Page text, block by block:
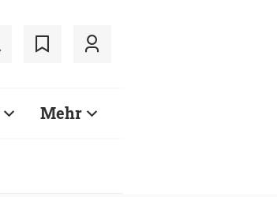
Mehr